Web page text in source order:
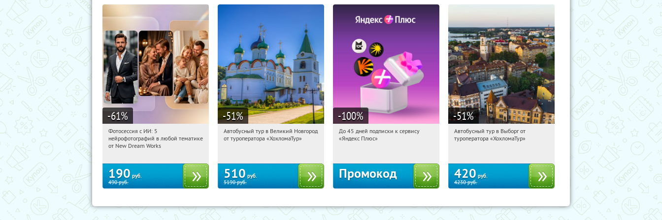
-61%
00:50:46
Россия
Фотосессия с ИИ: 5
нейрофотографий в любой тематике
от New Dream Works
190 руб.
490руб.
-51%
00:50:46 Купили:2
Автобусный тур в Великий Новгород
от туроператора «ХохломаТур»
510 руб.
5190руб.
-100%
00:50:46 Получили:
До 45 дней подписки к сервису
«Яндекс Плюс»
Промокод
-51%
00:50:46 Купили:
Автобусный тур в Выборг от
туроператора «ХохломаТур»
420 руб.
4230руб.